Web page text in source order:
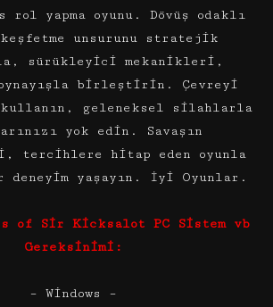
yapma oyunu. Dövüş odaklı
keşfetme unsurunu stratejik
sürükleyici mekanikleri,
birleştirin. Çevreyi
kullanın, geleneksel silahlarla
yok edin. Savaşın
hitap eden oyunla
deneyim yaşayın. İyi Oyunlar.
of Sir Kicksalot PC Sistem vb
Gereksinimi:
– Windows –